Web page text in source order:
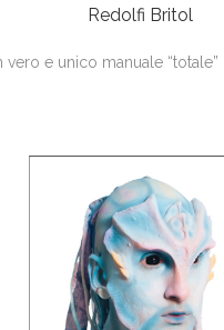
Redolfi Britol
vero e unico manuale